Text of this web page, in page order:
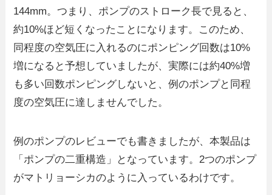
144mm。つまり、ポンプのストローク長で見ると、
約10%ほど短くなったことになります。このため、
同程度の空気圧に入れるのにポンピング回数は10%
増になると予想していましたが、実際には約40%増
も多い回数ポンピングしないと、例のポンプと同程
度の空気圧に達しませんでした。
例のポンプのレビューでも書きましたが、本製品は
「ポンプの二重構造」となっています。2つのポンプ
がマトリョーシカのように入っているわけです。